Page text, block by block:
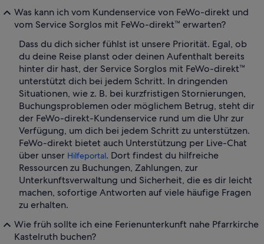
Was kann ich vom Kundenservice von FeWo-direkt und
vom Service Sorglos mit FeWo-direkt™ erwarten?
Dass du dich sicher fühlst ist unsere Priorität. Egal, ob
du deine Reise planst oder deinen Aufenthalt bereits
hinter dir hast, der Service Sorglos mit FeWo-direkt™
unterstützt dich bei jedem Schritt. In dringenden
Situationen, wie z. B. bei kurzfristigen Stornierungen,
Buchungsproblemen oder möglichem Betrug, steht dir
der FeWo-direkt-Kundenservice rund um die Uhr zur
Verfügung, um dich bei jedem Schritt zu unterstützen.
FeWo-direkt bietet auch Unterstützung per Live-Chat
über unser Hilfeportal. Dort findest du hilfreiche
Ressourcen zu Buchungen, Zahlungen, zur
Unterkunftsverwaltung und Sicherheit, die es dir leicht
machen, sofortige Antworten auf viele häufige Fragen
zu erhalten.
Wie früh sollte ich eine Ferienunterkunft nahe Pfarrkirche
Kastelruth buchen?